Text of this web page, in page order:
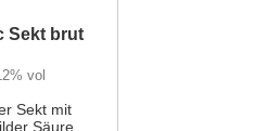
Sekt brut
vol
Sekt mit
Säure,